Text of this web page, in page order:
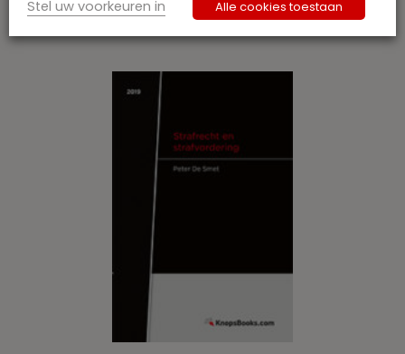
Gerelateerde publicaties
Stel uw voorkeuren in Alle cookies toestaan